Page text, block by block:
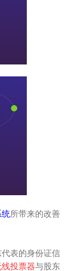
统所带来的改善
表的身份证信
投票器与股东